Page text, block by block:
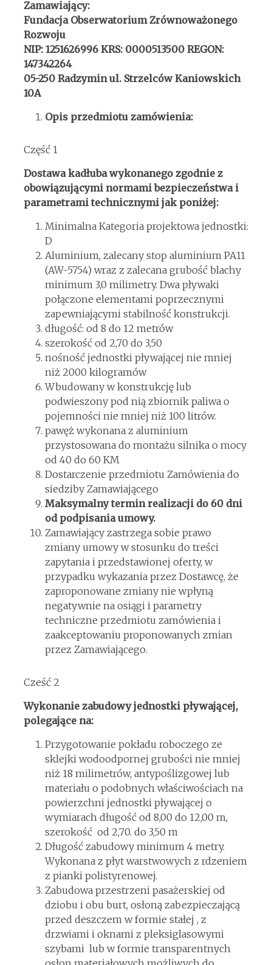
Zamawiający:
Fundacja Obserwatorium Zrównoważonego
Rozwoju
NIP: 1251626996 KRS: 0000513500 REGON:
147342264
05-250 Radzymin ul. Strzelców Kaniowskich
10A
Opis przedmiotu zamówienia:
Część 1
Dostawa kadłuba wykonanego zgodnie z
obowiązującymi normami bezpieczeństwa i
parametrami technicznymi jak poniżej:
Minimalna Kategoria projektowa jednostki:
D
Aluminium, zalecany stop aluminium PA11
(AW-5754) wraz z zalecana grubość blachy
minimum 3,0 milimetry. Dwa pływaki
połączone elementami poprzecznymi
zapewniającymi stabilność konstrukcji.
długość: od 8 do 12 metrów
szerokość od 2,70 do 3,50
nośność jednostki pływającej nie mniej
niż 2000 kilogramów
Wbudowany w konstrukcję lub
podwieszony pod nią zbiornik paliwa o
pojemności nie mniej niż 100 litrów.
pawęż wykonana z aluminium
przystosowana do montażu silnika o mocy
od 40 do 60 KM
Dostarczenie przedmiotu Zamówienia do
siedziby Zamawiającego
Maksymalny termin realizacji do 60 dni
od podpisania umowy.
Zamawiający zastrzega sobie prawo
zmiany umowy w stosunku do treści
zapytania i przedstawionej oferty, w
przypadku wykazania przez Dostawcę, że
zaproponowane zmiany nie wpłyną
negatywnie na osiągi i parametry
techniczne przedmiotu zamówienia i
zaakceptowaniu proponowanych zmian
przez Zamawiającego.
Cześć 2
Wykonanie zabudowy jednostki pływającej,
polegające na:
Przygotowanie pokładu roboczego ze
sklejki wodoodpornej grubości nie mniej
niż 18 milimetrów, antypoślizgowej lub
materiału o podobnych właściwościach na
powierzchni jednostki pływającej o
wymiarach długość od 8,00 do 12,00 m,
szerokość od 2,70. do 3,50 m
Długość zabudowy minimum 4 metry.
Wykonana z płyt warstwowych z rdzeniem
z pianki polistyrenowej.
Zabudowa przestrzeni pasażerskiej od
dziobu i obu burt, osłoną zabezpieczającą
przed deszczem w formie stałej , z
drzwiami i oknami z pleksiglasowymi
szybami lub w formie transparentnych